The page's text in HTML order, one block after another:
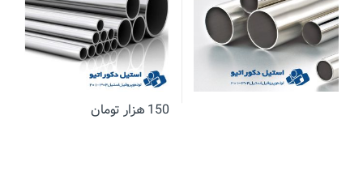
150 هزار تومان